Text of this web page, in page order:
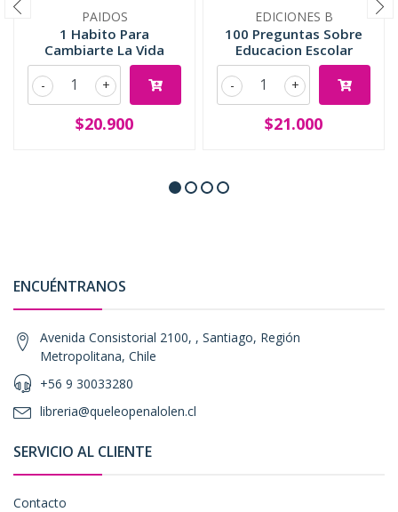
PAIDOS
1 Habito Para
Cambiarte La Vida
+
-
$20.900
EDICIONES B
100 Preguntas Sobre
Educacion Escolar
+
-
$21.000
ENCUÉNTRANOS
Avenida Consistorial 2100, , Santiago, Región
Metropolitana, Chile
+56 9 30033280
libreria@queleopenalolen.cl
SERVICIO AL CLIENTE
Contacto